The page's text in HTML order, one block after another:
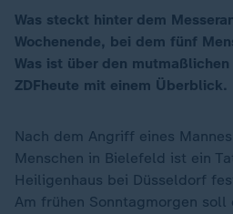
Was steckt hinter dem
Wochenende, bei dem fünf
Was ist über den mutmaßlichen
ZDFheute mit einem Überblick.
Nach dem Angriff eines
Menschen in Bielefeld ist ein
Heiligenhaus bei Düsseldorf
Am frühen Sonntagmorgen soll